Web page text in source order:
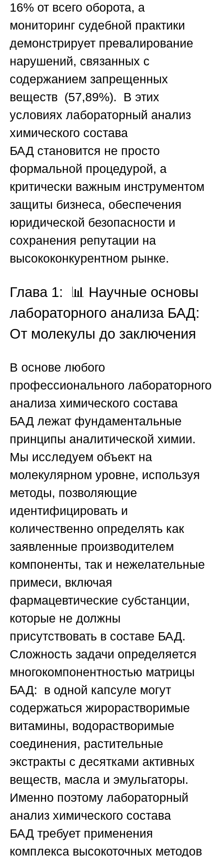
16% от всего оборота, а
мониторинг судебной практики
демонстрирует превалирование
нарушений, связанных с
содержанием запрещенных
веществ (57,89%). В этих
условиях лабораторный анализ
химического состава
БАД становится не просто
формальной процедурой, а
критически важным инструментом
защиты бизнеса, обеспечения
юридической безопасности и
сохранения репутации на
высококонкурентном рынке.
Глава 1: 📊 Научные основы
лабораторного анализа БАД:
От молекулы до заключения
В основе любого
профессионального лабораторного
анализа химического состава
БАД лежат фундаментальные
принципы аналитической химии.
Мы исследуем объект на
молекулярном уровне, используя
методы, позволяющие
идентифицировать и
количественно определять как
заявленные производителем
компоненты, так и нежелательные
примеси, включая
фармацевтические субстанции,
которые не должны
присутствовать в составе БАД.
Сложность задачи определяется
многокомпонентностью матрицы
БАД: в одной капсуле могут
содержаться жирорастворимые
витамины, водорастворимые
соединения, растительные
экстракты с десятками активных
веществ, масла и эмульгаторы.
Именно поэтому лабораторный
анализ химического состава
БАД требует применения
комплекса высокоточных методов